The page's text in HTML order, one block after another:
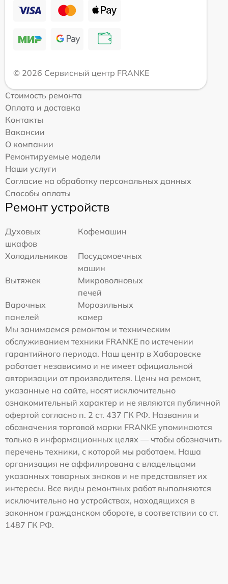
© 2026 Сервисный центр FRANKE
Стоимость ремонта
Оплата и доставка
Контакты
Вакансии
О компании
Ремонтируемые модели
Наши услуги
Согласие на обработку персональных данных
Способы оплаты
Ремонт устройств
Духовых
шкафов
Кофемашин
Холодильников
Посудомоечных
машин
Вытяжек
Микроволновых
печей
Варочных
панелей
Морозильных
камер
Мы занимаемся ремонтом и техническим
обслуживанием техники FRANKE по истечении
гарантийного периода. Наш центр в Хабаровске
работает независимо и не имеет официальной
авторизации от производителя. Цены на ремонт,
указанные на сайте, носят исключительно
ознакомительный характер и не являются публичной
офертой согласно п. 2 ст. 437 ГК РФ. Названия и
обозначения торговой марки FRANKE упоминаются
только в информационных целях — чтобы обозначить
перечень техники, с которой мы работаем. Наша
организация не аффилирована с владельцами
указанных товарных знаков и не представляет их
интересы. Все виды ремонтных работ выполняются
исключительно на устройствах, находящихся в
законном гражданском обороте, в соответствии со ст.
1487 ГК РФ.